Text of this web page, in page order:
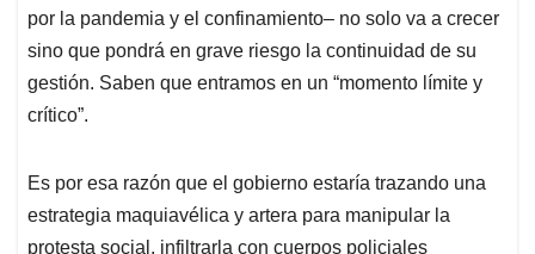
por la pandemia y el confinamiento– no solo va a crecer
sino que pondrá en grave riesgo la continuidad de su
gestión. Saben que entramos en un “momento límite y
crítico”.
Es por esa razón que el gobierno estaría trazando una
estrategia maquiavélica y artera para manipular la
protesta social, infiltrarla con cuerpos policiales